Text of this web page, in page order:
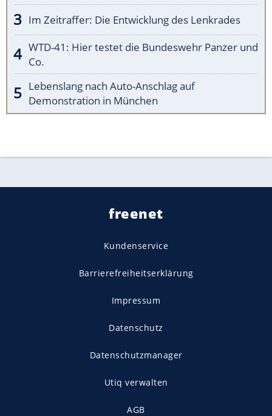
Im Zeitraffer: Die Entwicklung des Lenkrades
WTD-41: Hier testet die Bundeswehr Panzer und
Co.
Lebenslang nach Auto-Anschlag auf
Demonstration in München
freenet
Kundenservice
Barrierefreiheitserklärung
Impressum
Datenschutz
Datenschutzmanager
Utiq verwalten
AGB